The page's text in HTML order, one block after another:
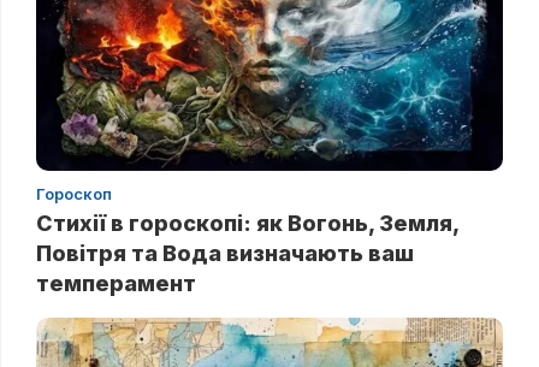
Гороскоп
Стихії в гороскопі: як Вогонь, Земля,
Повітря та Вода визначають ваш
темперамент